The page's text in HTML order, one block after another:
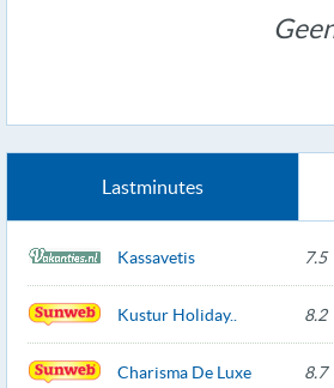
Lastminutes
Kassavetis 7.5
Kustur Holiday.. 8.2
Charisma De Luxe 8.7